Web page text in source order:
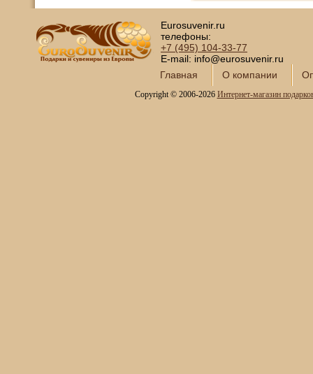
Eurosuvenir.ru
телефоны:
+7 (495) 104-33-77
E-mail: info@eurosuvenir.ru
Главная
О компании
Copyright © 2006-2026 Интернет-магазин